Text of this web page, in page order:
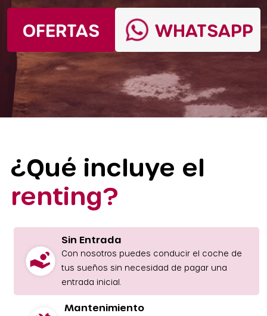
OFERTAS WHATSAPP
¿Qué incluye el
renting?
Sin Entrada
Con nosotros puedes conducir el coche de
tus sueños sin necesidad de pagar una
entrada inicial.
Mantenimiento